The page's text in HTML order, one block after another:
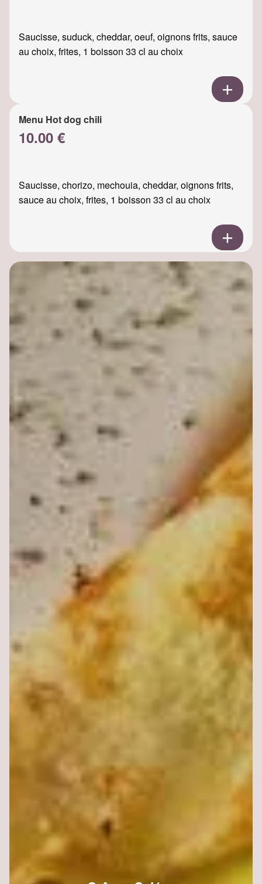
Saucisse, suduck, cheddar, oeuf, oignons frits, sauce
au choix, frites, 1 boisson 33 cl au choix
Menu Hot dog chili
10.00 €
Saucisse, chorizo, mechouia, cheddar, oignons frits,
sauce au choix, frites, 1 boisson 33 cl au choix